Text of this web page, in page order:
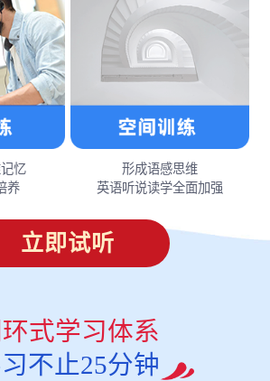
忆
养
形成语感思维
英语听说读学全面加强
立即试听
式学习体系
不止25分钟